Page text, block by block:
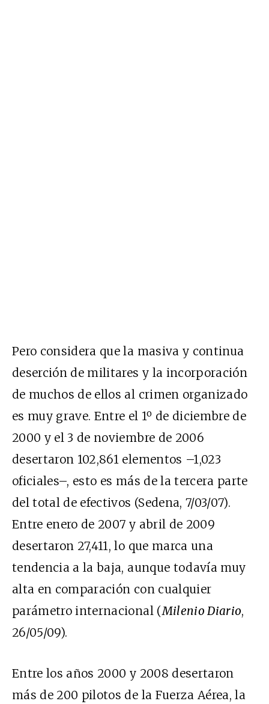
Pero considera que la masiva y continua
deserción de militares y la incorporación
de muchos de ellos al crimen organizado
es muy grave. Entre el 1º de diciembre de
2000 y el 3 de noviembre de 2006
desertaron 102,861 elementos –1,023
oficiales–, esto es más de la tercera parte
del total de efectivos (Sedena, 7/03/07).
Entre enero de 2007 y abril de 2009
desertaron 27,411, lo que marca una
tendencia a la baja, aunque todavía muy
alta en comparación con cualquier
parámetro internacional (Milenio Diario,
26/05/09).
Entre los años 2000 y 2008 desertaron
más de 200 pilotos de la Fuerza Aérea, la